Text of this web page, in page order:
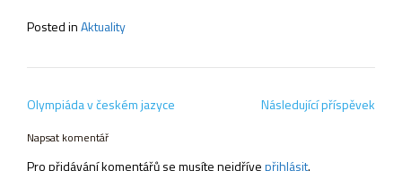
Posted inAktuality
Navigace
pro
příspěvek
Olympiáda v českém jazyce Následující příspěvek
Napsat komentář
Pro přidávání komentářů se musíte nejdřívepřihlásit.